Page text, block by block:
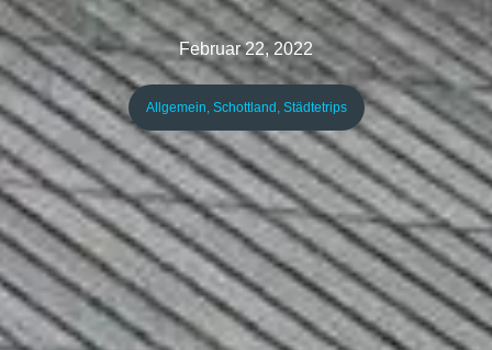
Februar 22, 2022
Allgemein, Schottland , Städtetrips